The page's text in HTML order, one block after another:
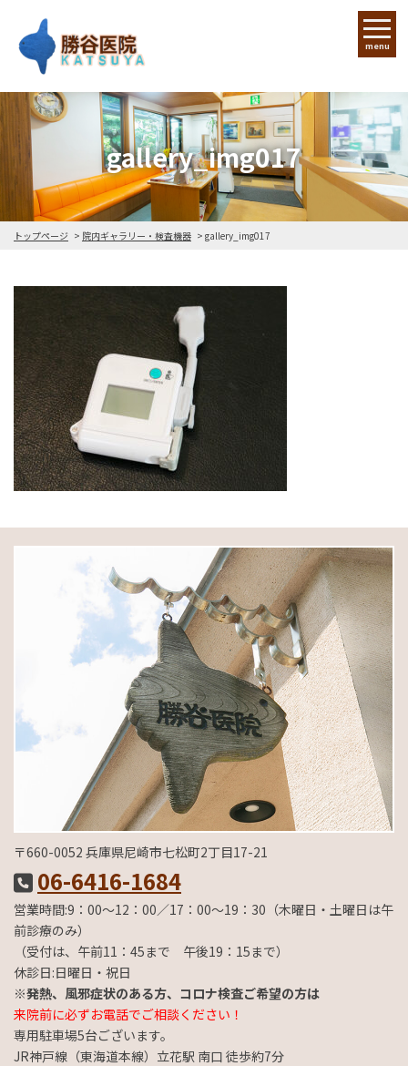
menu
gallery_img017
トップページ 院内ギャラリー・検査機器 gallery_img017
〒660-0052 兵庫県尼崎市七松町2丁目17-21
06-6416-1684
営業時間:9：00～12：00／17：00～19：30（木曜日・土曜日は午
前診療のみ）
（受付は、午前11：45まで 午後19：15まで）
休診日:日曜日・祝日
※発熱、風邪症状のある方、コロナ検査ご希望の方は
来院前に必ずお電話でご相談ください！
専用駐車場5台ございます。
JR神戸線（東海道本線）立花駅 南口 徒歩約7分